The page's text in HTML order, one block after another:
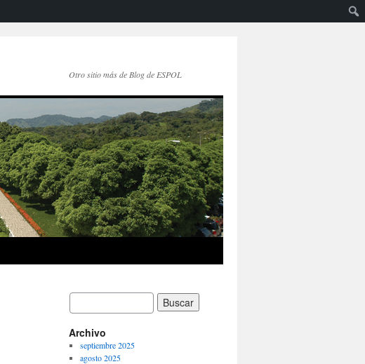
Otro sitio más de Blog de ESPOL
Archivo
septiembre 2025
agosto 2025